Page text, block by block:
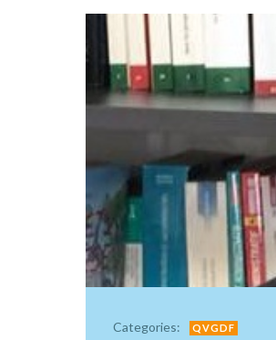
Categories: QVGDF